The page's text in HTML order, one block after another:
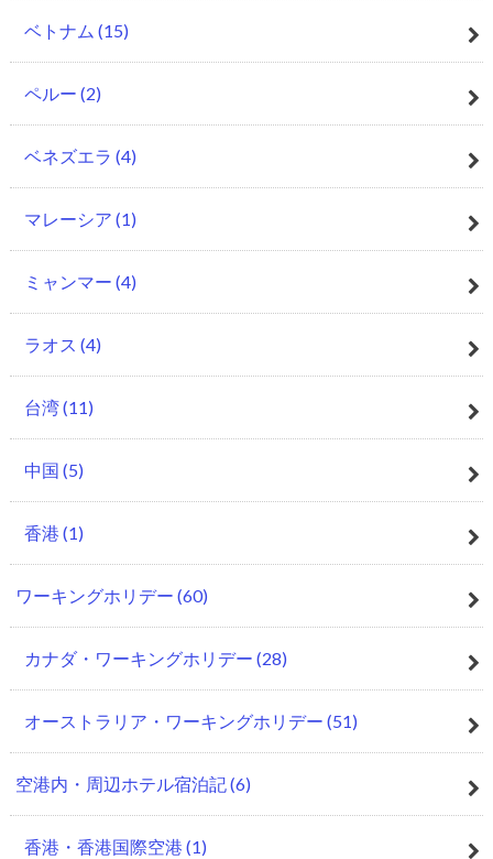
ベトナム (15)
ペルー (2)
ベネズエラ (4)
マレーシア (1)
ミャンマー (4)
ラオス (4)
台湾(11)
中国 (5)
香港 (1)
ワーキングホリデー (60)
カナダ・ワーキングホリデー (28)
オーストラリア・ワーキングホリデー (51)
空港内・周辺ホテル宿泊記(6)
香港・香港国際空港 (1)